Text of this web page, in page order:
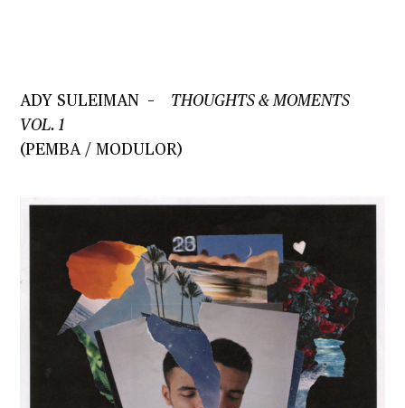
ADY SULEIMAN – THOUGHTS & MOMENTS
VOL. 1
(PEMBA / MODULOR)